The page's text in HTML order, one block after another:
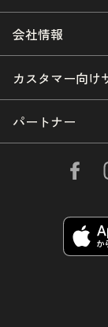
会社情報
カスタマー向け
パートナー